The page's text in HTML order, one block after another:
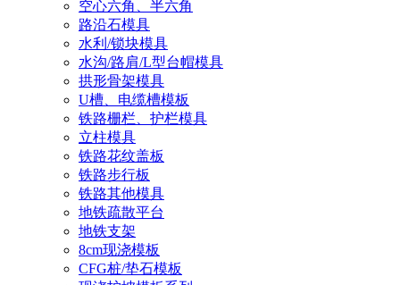
空心六角、半六角
路沿石模具
水利/锁块模具
水沟/路肩/L型台帽模具
拱形骨架模具
U槽、电缆槽模板
铁路栅栏、护栏模具
立柱模具
铁路花纹盖板
铁路步行板
铁路其他模具
地铁疏散平台
地铁支架
8cm现浇模板
CFG桩/垫石模板